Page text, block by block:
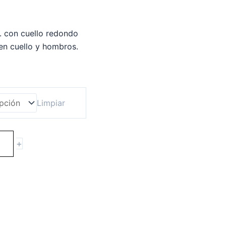
con cuello redondo
cuello y hombros.
Limpiar
+